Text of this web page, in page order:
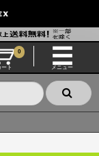
ート
0
メニュー